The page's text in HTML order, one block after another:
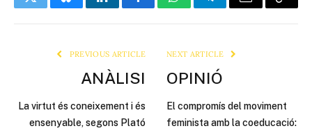
TwitterBlueskyLinkedInFacebookWhatsAppTelegramEmail Copy
PREVIOUS ARTICLE
ANÀLISI
La virtut és coneixement i és
ensenyable, segons Plató
NEXT ARTICLE
OPINIÓ
El compromís del moviment
feminista amb la coeducació: